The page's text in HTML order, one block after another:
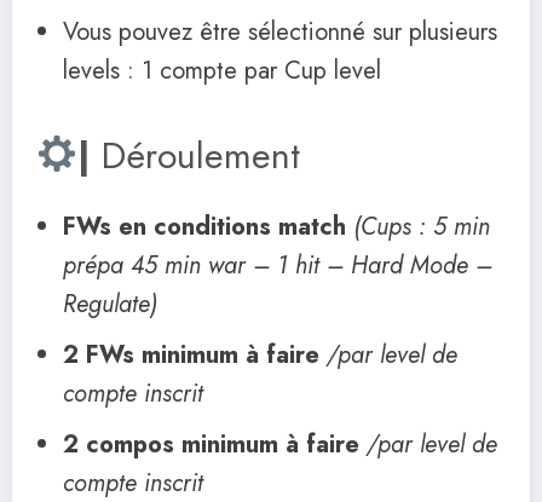
Vous pouvez être sélectionné sur plusieurs
levels : 1 compte par Cup level
| Déroulement
FWs en conditions match (Cups : 5 min
prépa 45 min war – 1 hit – Hard Mode –
Regulate)
2 FWs minimum à faire /par level de
compte inscrit
2 compos minimum à faire /par level de
compte inscrit